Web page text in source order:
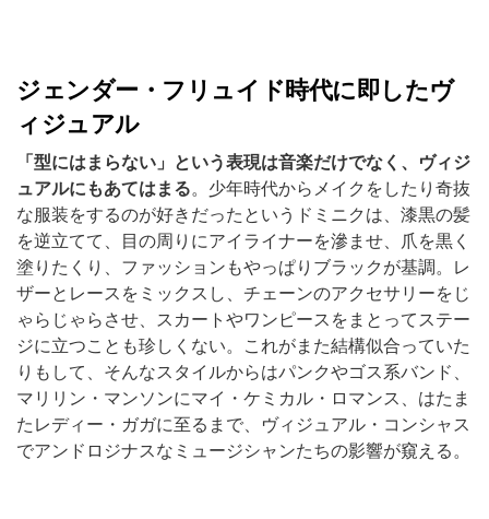
ジェンダー・フリュイド時代に即したヴ
ィジュアル
「型にはまらない」という表現は音楽だけでなく、ヴィジ
ュアルにもあてはまる。少年時代からメイクをしたり奇抜
な服装をするのが好きだったというドミニクは、漆黒の髪
を逆立てて、目の周りにアイライナーを滲ませ、爪を黒く
塗りたくり、ファッションもやっぱりブラックが基調。レ
ザーとレースをミックスし、チェーンのアクセサリーをじ
ゃらじゃらさせ、スカートやワンピースをまとってステー
ジに立つことも珍しくない。これがまた結構似合っていた
りもして、そんなスタイルからはパンクやゴス系バンド、
マリリン・マンソンにマイ・ケミカル・ロマンス、はたま
たレディー・ガガに至るまで、ヴィジュアル・コンシャス
でアンドロジナスなミュージシャンたちの影響が窺える。